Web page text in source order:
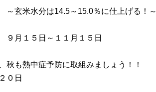
玄米水分は14.5～15.0％に仕上げる！～
１５日～１１月１５日
も熱中症予防に取組みましょう！！
０日